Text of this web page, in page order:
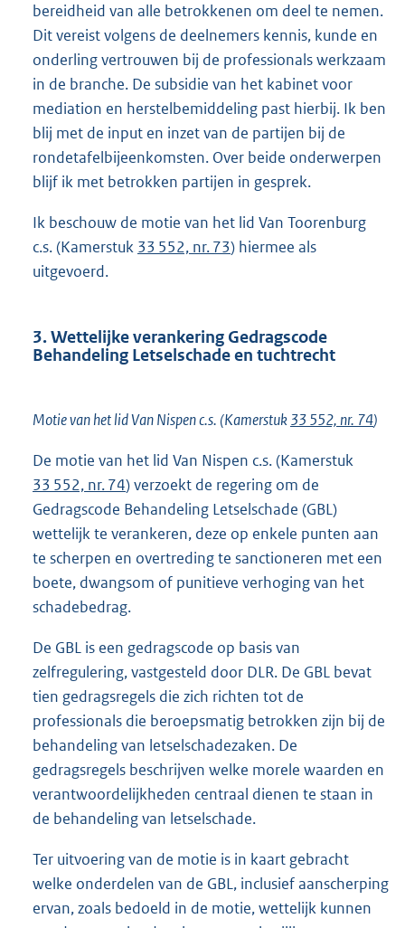
bereidheid van alle betrokkenen om deel te nemen.
Dit vereist volgens de deelnemers kennis, kunde en
onderling vertrouwen bij de professionals werkzaam
in de branche. De subsidie van het kabinet voor
mediation en herstelbemiddeling past hierbij. Ik ben
blij met de input en inzet van de partijen bij de
rondetafelbijeenkomsten. Over beide onderwerpen
blijf ik met betrokken partijen in gesprek.
Ik beschouw de motie van het lid Van Toorenburg
c.s. (Kamerstuk 33 552, nr. 73) hiermee als
uitgevoerd.
3. Wettelijke verankering Gedragscode
Behandeling Letselschade en tuchtrecht
Motie van het lid Van Nispen c.s. (Kamerstuk33 552, nr. 74)
De motie van het lid Van Nispen c.s. (Kamerstuk
33 552, nr. 74) verzoekt de regering om de
Gedragscode Behandeling Letselschade (GBL)
wettelijk te verankeren, deze op enkele punten aan
te scherpen en overtreding te sanctioneren met een
boete, dwangsom of punitieve verhoging van het
schadebedrag.
De GBL is een gedragscode op basis van
zelfregulering, vastgesteld door DLR. De GBL bevat
tien gedragsregels die zich richten tot de
professionals die beroepsmatig betrokken zijn bij de
behandeling van letselschadezaken. De
gedragsregels beschrijven welke morele waarden en
verantwoordelijkheden centraal dienen te staan in
de behandeling van letselschade.
Ter uitvoering van de motie is in kaart gebracht
welke onderdelen van de GBL, inclusief aanscherping
ervan, zoals bedoeld in de motie, wettelijk kunnen